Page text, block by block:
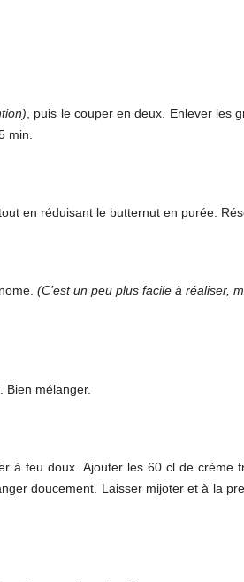
, puis le couper en deux. Enlever les
min.
en réduisant le butternut en purée.
(C’est un peu plus facile à réaliser,
Bien mélanger.
à feu doux. Ajouter les 60 cl de crème
doucement. Laisser mijoter et à la